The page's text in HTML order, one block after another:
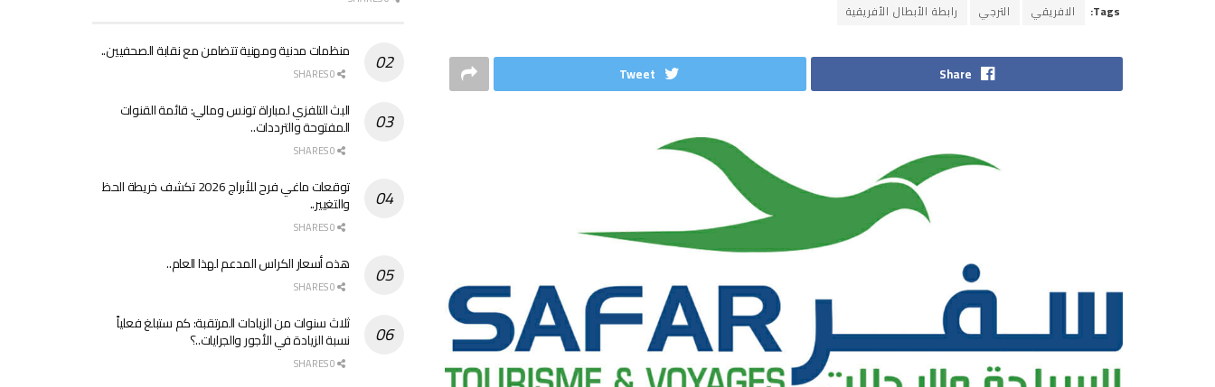
Tags: الافريقي الترجي رابطة الأبطال الأفريقية
Share
Tweet
منظمات مدنية ومهنية تتضامن مع نقابة الصحفيين..
البث التلفزي لمباراة تونس ومالي: قائمة القنوات
المفتوحة والترددات..
توقعات ماغي فرح للأبراج 2026 تكشف خريطة الحظ
والتغيير..
هذه أسعار الكراس المدعم لهذا العام..
ثلاث سنوات من الزيادات المرتقبة: كم ستبلغ فعلياً
نسبة الزيادة في الأجور والجرايات..؟